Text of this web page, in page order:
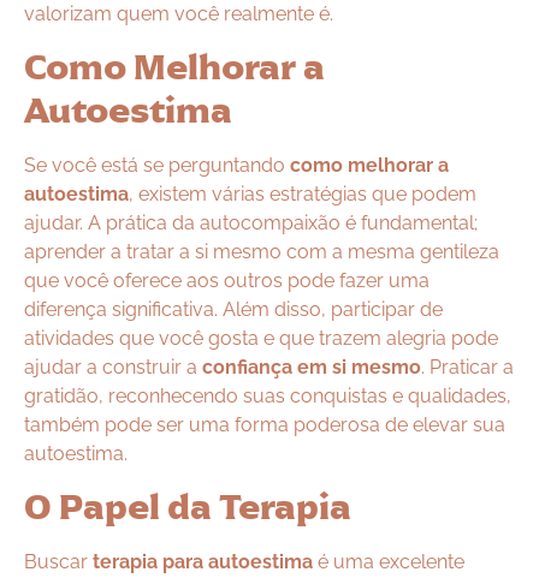
valorizam quem você realmente é.
Como Melhorar a
Autoestima
Se você está se perguntando como melhorar a
autoestima, existem várias estratégias que podem
ajudar. A prática da autocompaixão é fundamental;
aprender a tratar a si mesmo com a mesma gentileza
que você oferece aos outros pode fazer uma
diferença significativa. Além disso, participar de
atividades que você gosta e que trazem alegria pode
ajudar a construir a confiança em si mesmo. Praticar a
gratidão, reconhecendo suas conquistas e qualidades,
também pode ser uma forma poderosa de elevar sua
autoestima.
O Papel da Terapia
Buscar terapia para autoestima é uma excelente